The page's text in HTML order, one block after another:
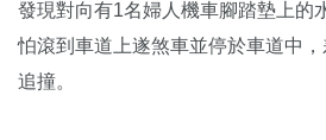
發現對向有1名婦人機車腳踏墊上的
怕滾到車道上遂煞車並停於車道中
追撞。